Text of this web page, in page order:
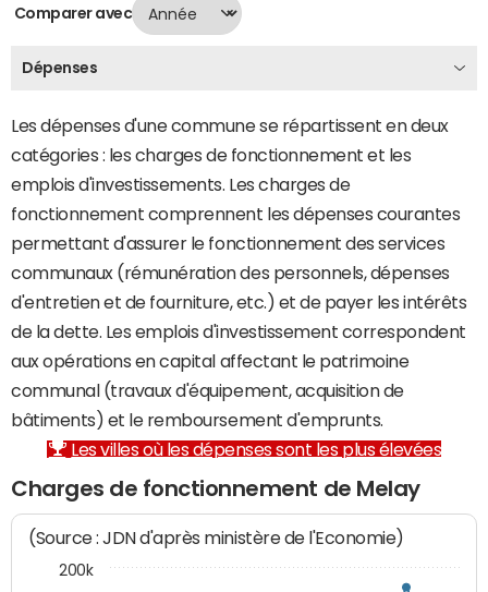
Comparer avec
Dépenses
Les dépenses d'une commune se répartissent en deux
catégories : les charges de fonctionnement et les
emplois d'investissements. Les charges de
fonctionnement comprennent les dépenses courantes
permettant d'assurer le fonctionnement des services
communaux (rémunération des personnels, dépenses
d'entretien et de fourniture, etc.) et de payer les intérêts
de la dette. Les emplois d'investissement correspondent
aux opérations en capital affectant le patrimoine
communal (travaux d'équipement, acquisition de
bâtiments) et le remboursement d'emprunts.
Les villes où les dépenses sont les plus élevées
Charges de fonctionnement de Melay
(Source : JDN d'après ministère de l'Economie)
200k